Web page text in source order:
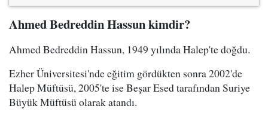
Ahmed Bedreddin Hassun kimdir?
Ahmed Bedreddin Hassun, 1949 yılında Halep'te doğdu.
Ezher Üniversitesi'nde eğitim gördükten sonra 2002'de
Halep Müftüsü, 2005'te ise Beşar Esed tarafından Suriye
Büyük Müftüsü olarak atandı.